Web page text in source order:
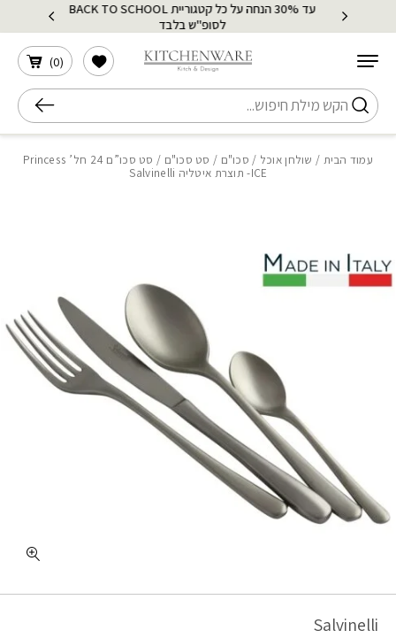
Skip to Content
עד 30% הנחה על כל קטגוריית BACK TO SCHOOL
לסופ"ש בלבד
חיפוש
(
0
)
הרשימה שלי
עמוד הבית / שולחן אוכל / סכו"ם / סט סכו"ם
/ סט סכו”ם 24 חל’ Princess
ICE- תוצרת איטליה Salvinelli
Salvinelli
בחזרה למעלה